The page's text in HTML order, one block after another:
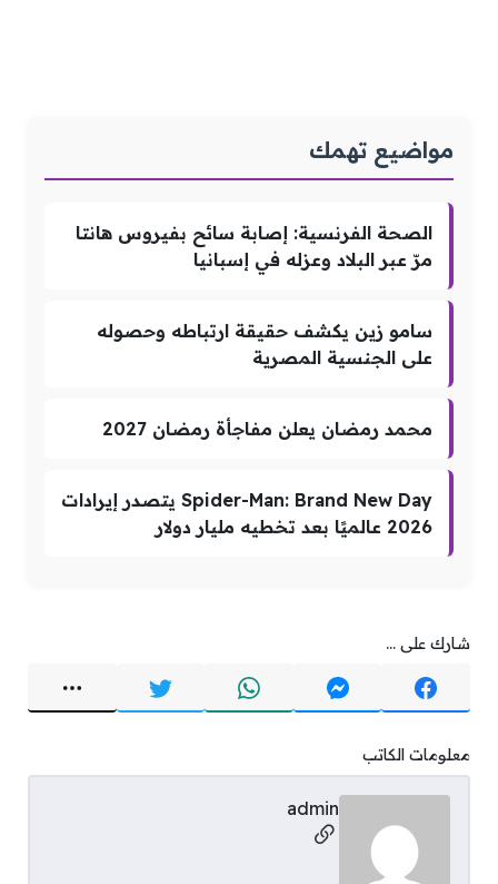
مواضيع تهمك
الصحة الفرنسية: إصابة سائح بفيروس هانتا
مرّ عبر البلاد وعزله في إسبانيا
سامو زين يكشف حقيقة ارتباطه وحصوله
على الجنسية المصرية
محمد رمضان يعلن مفاجأة رمضان 2027
Spider-Man: Brand New Day يتصدر إيرادات
2026 عالميًا بعد تخطيه مليار دولار
شارك على ...
معلومات الكاتب
admin
مواقع التواصل